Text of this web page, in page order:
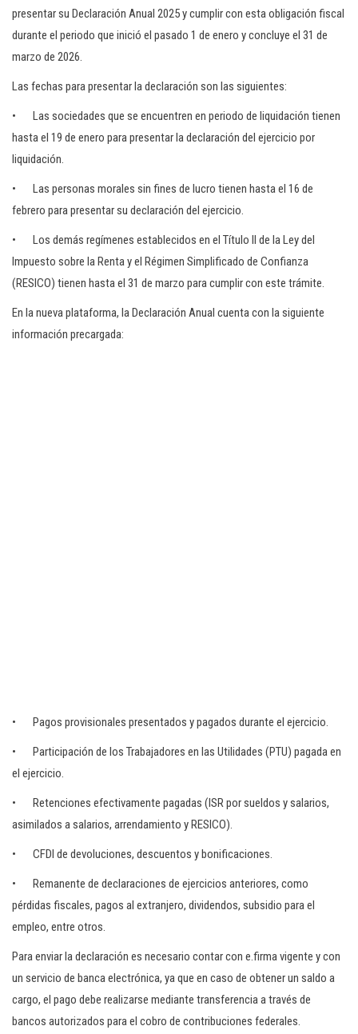
presentar su Declaración Anual 2025 y cumplir con esta obligación fiscal
durante el periodo que inició el pasado 1 de enero y concluye el 31 de
marzo de 2026.
Las fechas para presentar la declaración son las siguientes:
• Las sociedades que se encuentren en periodo de liquidación tienen
hasta el 19 de enero para presentar la declaración del ejercicio por
liquidación.
• Las personas morales sin fines de lucro tienen hasta el 16 de
febrero para presentar su declaración del ejercicio.
• Los demás regímenes establecidos en el Título II de la Ley del
Impuesto sobre la Renta y el Régimen Simplificado de Confianza
(RESICO) tienen hasta el 31 de marzo para cumplir con este trámite.
En la nueva plataforma, la Declaración Anual cuenta con la siguiente
información precargada:
• Pagos provisionales presentados y pagados durante el ejercicio.
• Participación de los Trabajadores en las Utilidades (PTU) pagada en
el ejercicio.
• Retenciones efectivamente pagadas (ISR por sueldos y salarios,
asimilados a salarios, arrendamiento y RESICO).
• CFDI de devoluciones, descuentos y bonificaciones.
• Remanente de declaraciones de ejercicios anteriores, como
pérdidas fiscales, pagos al extranjero, dividendos, subsidio para el
empleo, entre otros.
Para enviar la declaración es necesario contar con e.firma vigente y con
un servicio de banca electrónica, ya que en caso de obtener un saldo a
cargo, el pago debe realizarse mediante transferencia a través de
bancos autorizados para el cobro de contribuciones federales.